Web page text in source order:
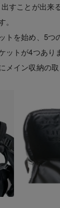
すことが出来
トを始め、5つ
ットが4つあり
メイン収納の